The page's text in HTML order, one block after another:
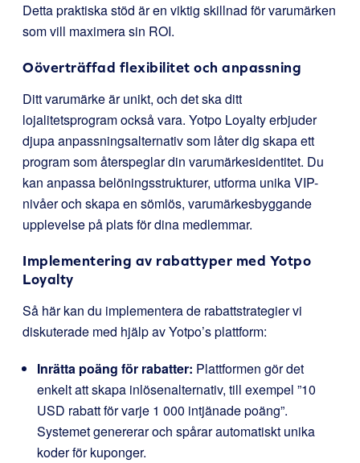
Detta praktiska stöd är en viktig skillnad för varumärken
som vill maximera sin ROI.
Oöverträffad flexibilitet och anpassning
Ditt varumärke är unikt, och det ska ditt
lojalitetsprogram också vara. Yotpo Loyalty erbjuder
djupa anpassningsalternativ som låter dig skapa ett
program som återspeglar din varumärkesidentitet. Du
kan anpassa belöningsstrukturer, utforma unika VIP-
nivåer och skapa en sömlös, varumärkesbyggande
upplevelse på plats för dina medlemmar.
Implementering av rabattyper med Yotpo
Loyalty
Så här kan du implementera de rabattstrategier vi
diskuterade med hjälp av Yotpo’s plattform:
Inrätta poäng för rabatter: Plattformen gör det
enkelt att skapa inlösenalternativ, till exempel ”10
USD rabatt för varje 1 000 intjänade poäng”.
Systemet genererar och spårar automatiskt unika
koder för kuponger.